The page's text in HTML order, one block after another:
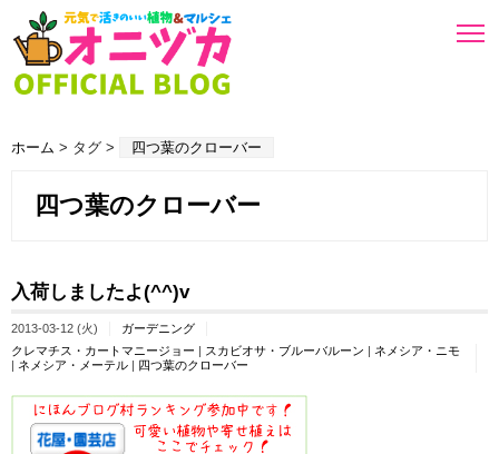
ホーム > タグ > 四つ葉のクローバー
四つ葉のクローバー
入荷しましたよ(^^)v
2013-03-12 (火)
ガーデニング
クレマチス・カートマニージョー | スカビオサ・ブルーバルーン | ネメシア・ニモ
| ネメシア・メーテル | 四つ葉のクローバー